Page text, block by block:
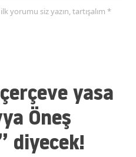
yorumu siz yazın, tartışalım *
yasa
Öneş
diyecek!